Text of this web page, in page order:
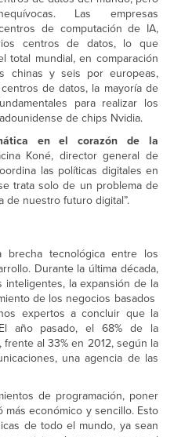
Las empresas
de computación de IA,
centros de datos, lo que
total mundial, en comparación
chinas y seis por europeas,
de datos, la mayoría de
para realizar los
de chips Nvidia.
en el corazón de la
Koné, director general de
las políticas digitales en
trata solo de un problema de
de nuestro futuro digital”.
tecnológica entre los
Durante la última década,
la expansión de la
de los negocios basados
expertos a concluir que la
año pasado, el 68% de la
al 33% en 2012, según la
una agencia de las
de programación, poner
económico y sencillo. Esto
de todo el mundo, ya sean